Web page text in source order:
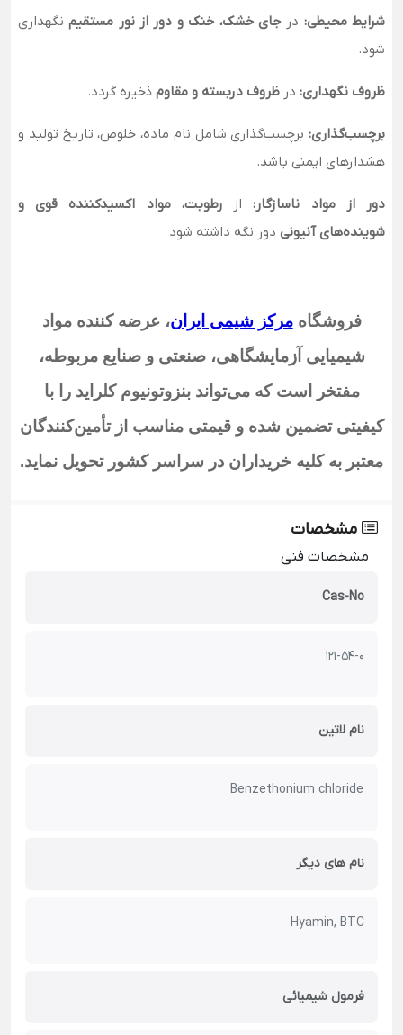
شرایط محیطی: درجای خشک، خنک و دور از نور مستقیمنگهداری
شود.
ظروف نگهداری: در ظروف دربسته و مقاوم ذخیره گردد.
برچسب‌گذاری: برچسب‌گذاری شامل نام ماده، خلوص، تاریخ تولید و
هشدارهای ایمنی باشد.
دور از مواد ناسازگار:ازرطوبت، مواد اکسیدکننده قوی و
شوینده‌های آنیونی دور نگه داشته شود
فروشگاهمرکز شیمی ایران،عرضه کننده مواد
شیمیایی آزمایشگاهی، صنعتی و صنایع مربوطه،
مفتخر است که می‌تواند بنزوتونیوم کلرایدرا با
کیفیتی تضمین شده و قیمتی مناسب از تأمین‌کنندگان
معتبر به کلیه خریداران در سراسر کشور تحویل نماید.
مشخصات
مشخصات فنی
Cas-No
121-54-0
نام لاتین
Benzethonium chloride
نام های دیگر
Hyamin, BTC
فرمول شیمیائی